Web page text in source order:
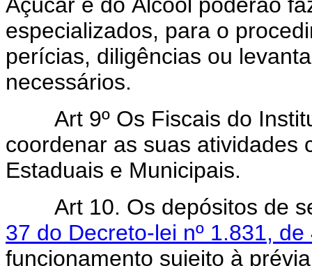
especializados, para o
perícias, diligências ou
necessários.
Art 9º Os Fiscais do
coordenar as suas atividades
Estaduais e Municipais.
Art 10. Os depósitos de
37 do Decreto-lei nº 1.831,
funcionamento sujeito à